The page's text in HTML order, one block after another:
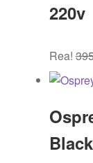
220v
Rea!
Black